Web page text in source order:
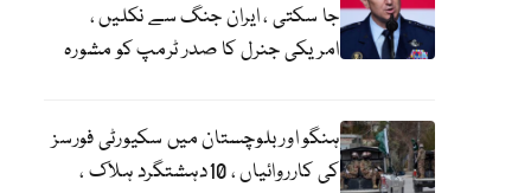
جا سکتی ، ایران جنگ سے نکلیں ،
امریکی جنرل کا صدر ٹرمپ کو مشورہ
ہنگو اور بلوچستان میں سکیورٹی فورسز
کی کارروائیاں ، 10دہشتگرد ہلاک ،